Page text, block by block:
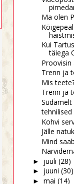
Ma olen
Kui
täiega
Proovisin
Trenn ja
Mis
Trenn ja
Südamelt
tehnilised
Kohvi
Jälle
Mind
► juuli (28)
► juuni (30)
► mai (14)